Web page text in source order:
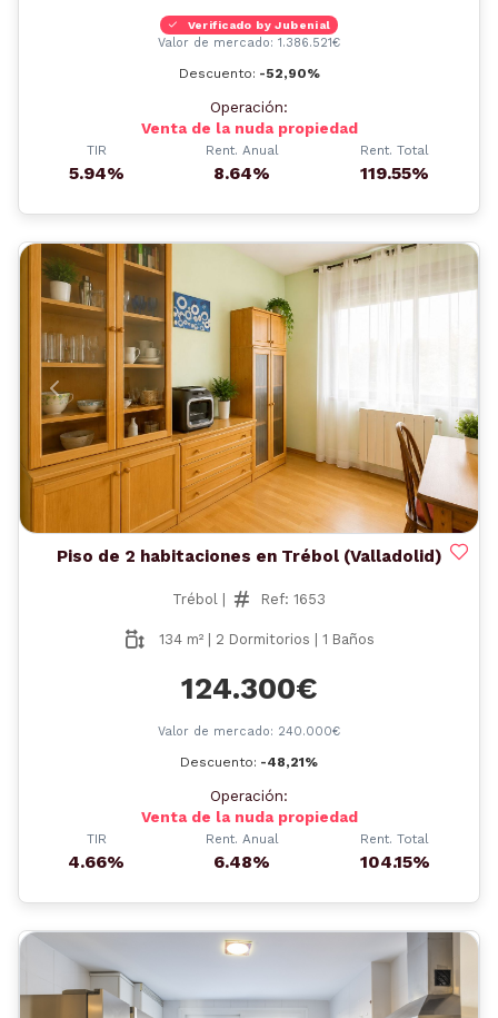
Verificado by Jubenial
Valor de mercado: 1.386.521€
Descuento: -52,90%
Operación:
Venta de la nuda propiedad
TIR
5.94%
Rent. Anual
8.64%
Rent. Total
119.55%
Anterior
Piso de 2 habitaciones en Trébol (Valladolid)
Trébol | Ref: 1653
134 m² | 2 Dormitorios | 1 Baños
124.300€
Valor de mercado: 240.000€
Descuento: -48,21%
Operación:
Venta de la nuda propiedad
TIR
4.66%
Rent. Anual
6.48%
Rent. Total
104.15%